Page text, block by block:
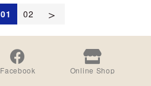
01 02 ＞
Facebook Online Shop